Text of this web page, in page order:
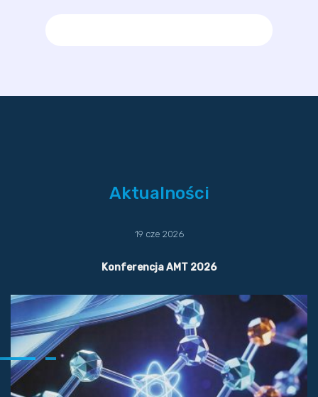
Aktualności
19 cze 2026
Konferencja AMT 2026